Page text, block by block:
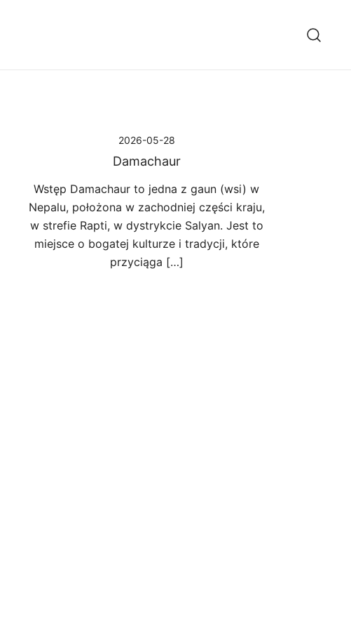
2026-05-28
Damachaur
Wstęp Damachaur to jedna z gaun (wsi) w
Nepalu, położona w zachodniej części kraju,
w strefie Rapti, w dystrykcie Salyan. Jest to
miejsce o bogatej kulturze i tradycji, które
przyciąga […]